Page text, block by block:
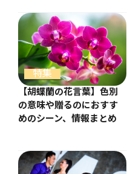
特集
【胡蝶蘭の花言葉】色別
の意味や贈るのにおすす
めのシーン、情報まとめ